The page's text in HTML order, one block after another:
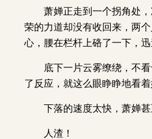
萧婵正走到一个拐角处
荣的力道却没有收回来，两
心，腰在栏杆上硌了一下，迅
底下一片云雾缭绕，不
了反应，就这么眼睁睁地看着
下落的速度太快，萧婵
人渣！